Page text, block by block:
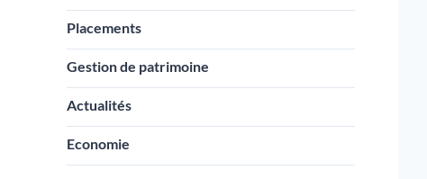
Placements
Gestion de patrimoine
Actualités
Economie